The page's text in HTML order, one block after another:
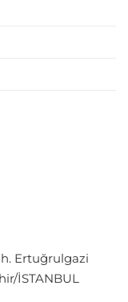
Ertuğrulgazi
İSTANBUL